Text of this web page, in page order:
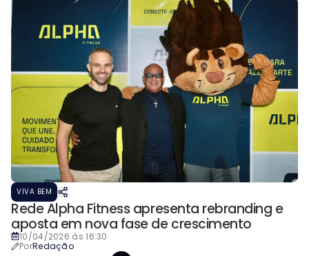
VIVA BEM
Rede Alpha Fitness apresenta rebranding e
aposta em nova fase de crescimento
10/04/2026 às 16:30
PorRedação